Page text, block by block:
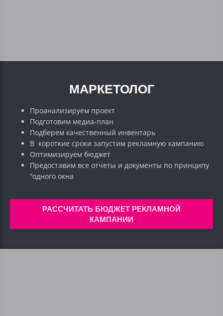
МАРКЕТОЛОГ
Проанализируем проект
Подготовим медиа-план
Подберем качественный инвентарь
В короткие сроки запустим рекламную кампанию
Оптимизируем бюджет
Предоставим все отчеты и документы по принципу
"одного окна
РАССЧИТАТЬ БЮДЖЕТ РЕКЛАМНОЙ
КАМПАНИИ